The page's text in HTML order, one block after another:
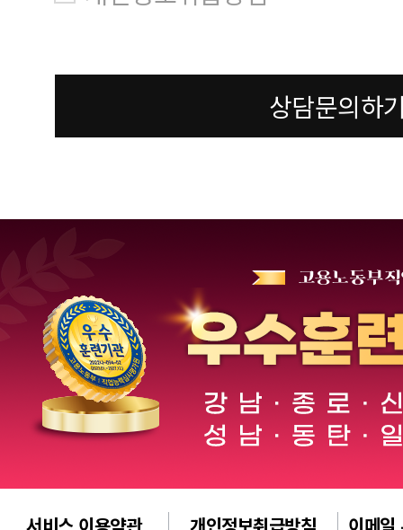
상담문의하
서비스 이용약관 개인정보취급방침 이메일